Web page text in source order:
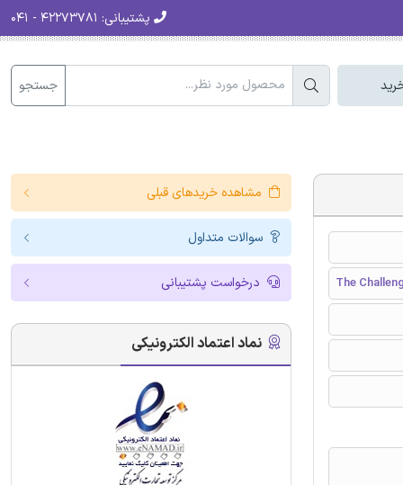
پشتیبانی:
جستجو
The
مشاهده خریدهای قبلی
سوالات متداول
درخواست پشتیبانی
نماد اعتماد الکترونیکی